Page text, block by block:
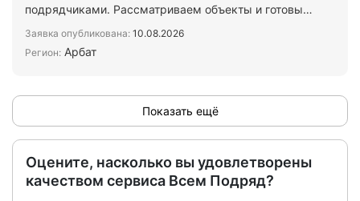
подрядчиками. Рассматриваем объекты и готовы
Заявка опубликована: 10.08.2026
Регион: Арбат
Показать ещё
Оцените, насколько вы удовлетворены
качеством сервиса Всем Подряд?